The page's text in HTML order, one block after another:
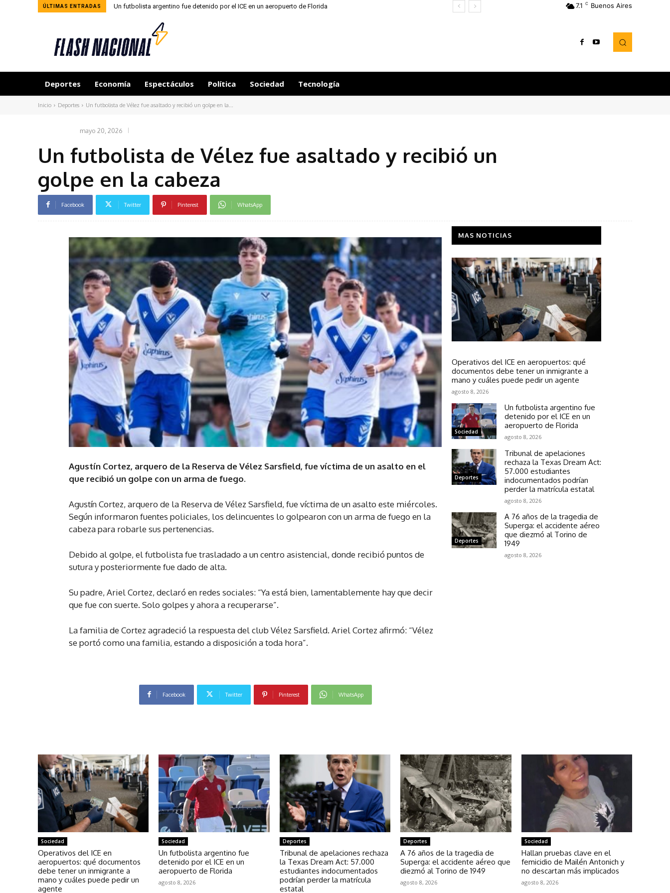
ÚLTIMAS ENTRADAS Un futbolista argentino fue detenido por el ICE en un aeropuerto de Florida 7.1 C Buenos Aires
Deportes Economía Espectáculos Política Sociedad Tecnología
Inicio Deportes Un futbolista de Vélez fue asaltado y recibió un golpe en la...
mayo 20, 2026
Un futbolista de Vélez fue asaltado y recibió un
golpe en la cabeza
Facebook Twitter Pinterest WhatsApp
Agustín Cortez, arquero de la Reserva de Vélez Sarsfield, fue víctima de un asalto en el
que recibió un golpe con un arma de fuego.
Agustín Cortez, arquero de la Reserva de Vélez Sarsfield, fue víctima de un asalto este miércoles.
Según informaron fuentes policiales, los delincuentes lo golpearon con un arma de fuego en la
cabeza para robarle sus pertenencias.
Debido al golpe, el futbolista fue trasladado a un centro asistencial, donde recibió puntos de
sutura y posteriormente fue dado de alta.
Su padre, Ariel Cortez, declaró en redes sociales: “Ya está bien, lamentablemente hay que decir
que fue con suerte. Solo golpes y ahora a recuperarse”.
La familia de Cortez agradeció la respuesta del club Vélez Sarsfield. Ariel Cortez afirmó: “Vélez
se portó como una familia, estando a disposición a toda hora”.
Facebook Twitter Pinterest WhatsApp
MAS NOTICIAS
Operativos del ICE en aeropuertos: qué
documentos debe tener un inmigrante a
mano y cuáles puede pedir un agente
agosto 8, 2026
Sociedad
Un futbolista argentino fue
detenido por el ICE en un
aeropuerto de Florida
agosto 8, 2026
Deportes
Tribunal de apelaciones
rechaza la Texas Dream Act:
57.000 estudiantes
indocumentados podrían
perder la matrícula estatal
agosto 8, 2026
Deportes
A 76 años de la tragedia de
Superga: el accidente aéreo
que diezmó al Torino de
1949
agosto 8, 2026
Sociedad
Operativos del ICE en
aeropuertos: qué documentos
debe tener un inmigrante a
mano y cuáles puede pedir un
agente
Sociedad
Un futbolista argentino fue
detenido por el ICE en un
aeropuerto de Florida
agosto 8, 2026
Deportes
Tribunal de apelaciones rechaza
la Texas Dream Act: 57.000
estudiantes indocumentados
podrían perder la matrícula
estatal
Deportes
A 76 años de la tragedia de
Superga: el accidente aéreo que
diezmó al Torino de 1949
agosto 8, 2026
Sociedad
Hallan pruebas clave en el
femicidio de Mailén Antonich y
no descartan más implicados
agosto 8, 2026